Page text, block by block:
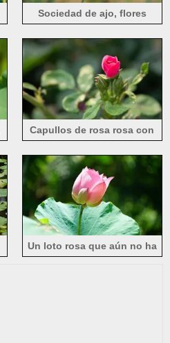
Sociedad de ajo, flores
Capullos de rosa rosa con
Un loto rosa que aún no ha